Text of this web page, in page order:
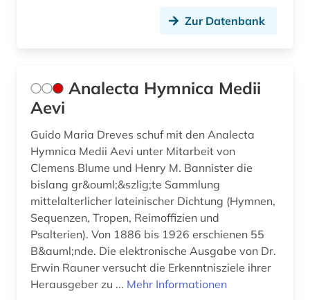
byzantinisches ägypten (3)
bänkelsang (1)
böhmen (2)
böhmische länder (4)
bürokommunikation (1)
Zur Datenbank
Analecta Hymnica Medii
Aevi
Guido Maria Dreves schuf mit den Analecta
Hymnica Medii Aevi unter Mitarbeit von
Clemens Blume und Henry M. Bannister die
bislang gr&ouml;&szlig;te Sammlung
mittelalterlicher lateinischer Dichtung (Hymnen,
Sequenzen, Tropen, Reimoffizien und
Psalterien). Von 1886 bis 1926 erschienen 55
B&auml;nde. Die elektronische Ausgabe von Dr.
Erwin Rauner versucht die Erkenntnisziele ihrer
Herausgeber zu ... Mehr Informationen